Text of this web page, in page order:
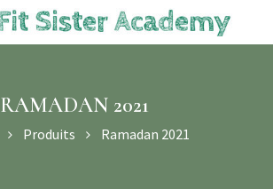
RAMADAN 2021
Produits Ramadan 2021